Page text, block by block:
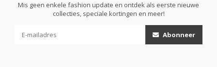
Mis geen enkele fashion update en ontdek als eerste nieuwe
collecties, speciale kortingen en meer!
Abonneer